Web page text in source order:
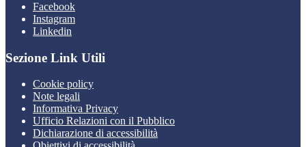
Facebook
Instagram
Linkedin
Sezione Link Utili
Cookie policy
Note legali
Informativa Privacy
Ufficio Relazioni con il Pubblico
Dichiarazione di accessibilità